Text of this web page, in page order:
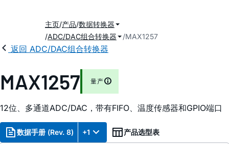
主页 产品 数据转换器
ADC/DAC组合转换器
MAX1257
返回 ADC/DAC组合转换器
MAX1257 量产
12位、多通道ADC/DAC，带有FIFO、温度传感器和GPIO端口
数据手册 (Rev. 8) +1 产品选型表